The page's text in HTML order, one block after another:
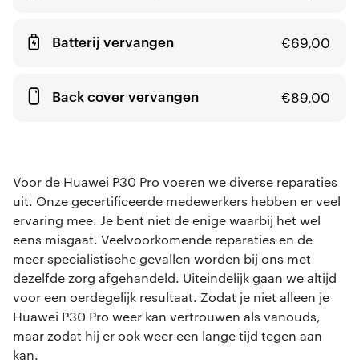
Batterij vervangen €69,00
Back cover vervangen €89,00
Voor de Huawei P30 Pro voeren we diverse reparaties
uit. Onze gecertificeerde medewerkers hebben er veel
ervaring mee. Je bent niet de enige waarbij het wel
eens misgaat. Veelvoorkomende reparaties en de
meer specialistische gevallen worden bij ons met
dezelfde zorg afgehandeld. Uiteindelijk gaan we altijd
voor een oerdegelijk resultaat. Zodat je niet alleen je
Huawei P30 Pro weer kan vertrouwen als vanouds,
maar zodat hij er ook weer een lange tijd tegen aan
kan.